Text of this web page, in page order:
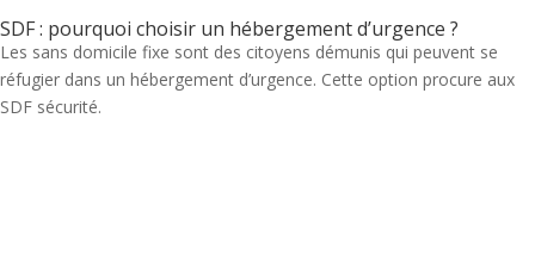
SDF : pourquoi choisir un hébergement d’urgence ?
Les sans domicile fixe sont des citoyens démunis qui peuvent se
réfugier dans un hébergement d’urgence. Cette option procure aux
SDF sécurité.